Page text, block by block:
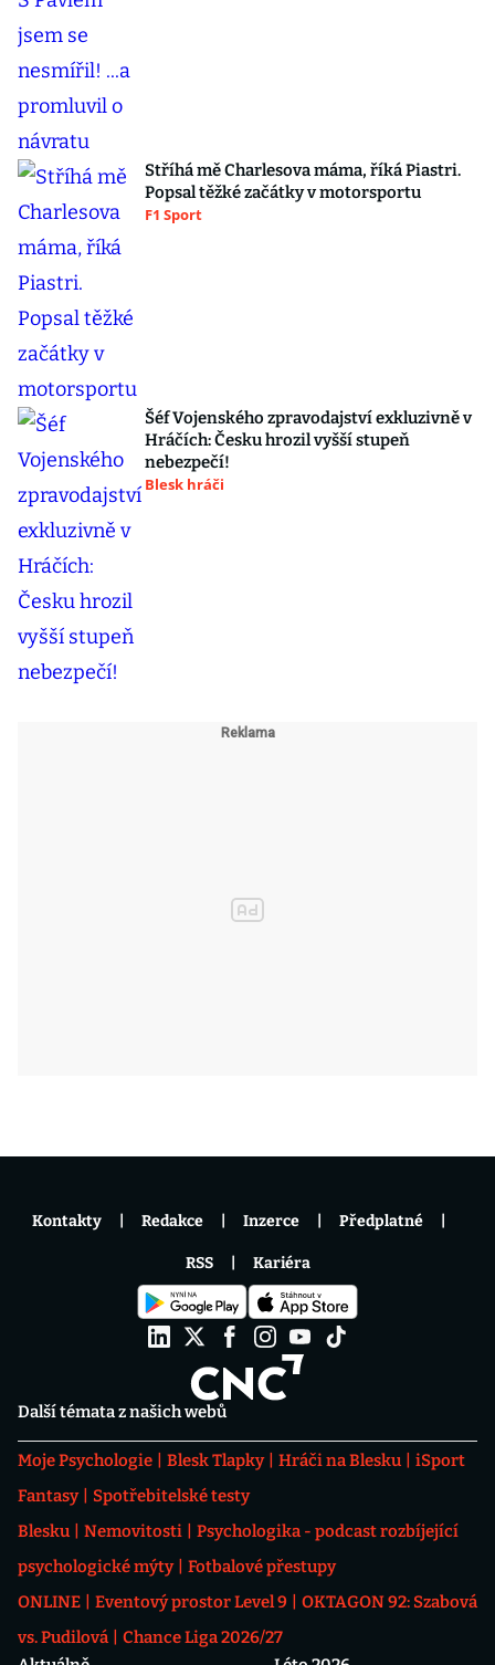
Stříhá mě Charlesova máma, říká Piastri.
Popsal těžké začátky v motorsportu
F1 Sport
Šéf Vojenského zpravodajství exkluzivně v
Hráčích: Česku hrozil vyšší stupeň
nebezpečí!
Blesk hráči
Další témata z našich webů
Moje Psychologie Blesk Tlapky Hráči na Blesku
iSport
Fantasy
Spotřebitelské testy
Blesku
Nemovitosti
Psychologika - podcast rozbíjející
psychologické mýty
Fotbalové přestupy
ONLINE
Eventový prostor Level 9
OKTAGON 92: Szabová
vs. Pudilová
Chance Liga 2026/27
Kontakty Redakce Inzerce Předplatné
RSS Kariéra